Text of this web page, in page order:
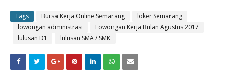
Tags Bursa Kerja Online Semarang
loker Semarang
lowongan administrasi
Lowongan Kerja Bulan Agustus 2017
lulusan D1
lulusan SMA / SMK